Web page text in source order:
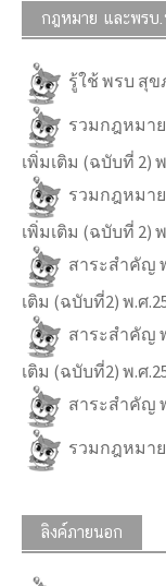
กฎหมาย และพรบ.
รู้ใช้ พรบ สุ
รวมกฎหมา
เพิ่มเติม (ฉบับที่ 2) พ
รวมกฎหมา
เพิ่มเติม (ฉบับที่ 2) พ
สาระสำคัญ
เติม (ฉบับที่2) พ.ศ
สาระสำคัญ
เติม (ฉบับที่2) พ.ศ
สาระสำคัญ
รวมกฎหมา
ลิงค์ภายนอก